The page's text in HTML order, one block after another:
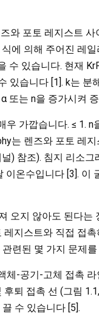
와 포토 레지스트
에 의해 주어진 레
수 있습니다. 현재
있습니다 [1]. k는 분
또는 n을 증가시켜
가깝습니다. ≤ 1. n
는 렌즈와 포토 레
) 참조). 침지 리소
온수입니다 [3]. 이
오지 않아도 된다는
지스트와 직접 접
련된 몇 가지 문제
체-공기-고체 접촉
퇴 접촉 선 (그림
수 있습니다 [5].